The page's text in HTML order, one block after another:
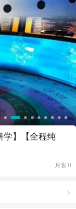
学】【全程纯
月售:0
